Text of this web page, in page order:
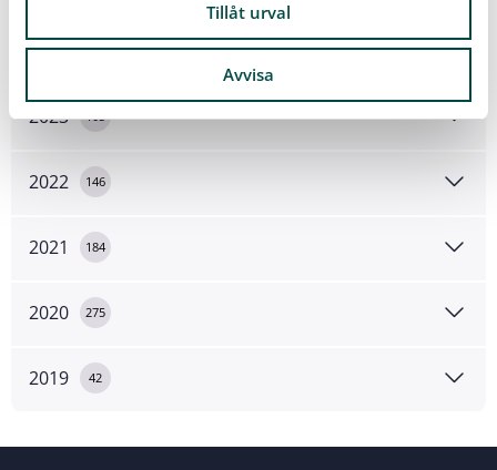
Tillåt urval
Avvisa
2024 109
2023 105
2022 146
2021 184
2020 275
2019 42